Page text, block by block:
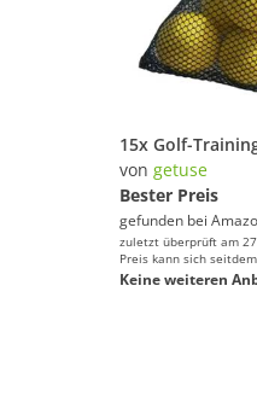
Turnen & Gymnastik
Wakeboarding
Wakeskating
Windsurfing
von getuse
Bester Preis
gefunden bei
zuletzt überprüft am
Preis kann sich
Keine weiteren